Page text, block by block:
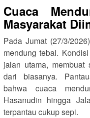
Cuaca
Masyarakat
Pada Jumat (27/3/
mendung tebal.
jalan utama,
dari biasanya.
bahwa cuaca
Hasanudin hingga
terpantau cukup sepi.